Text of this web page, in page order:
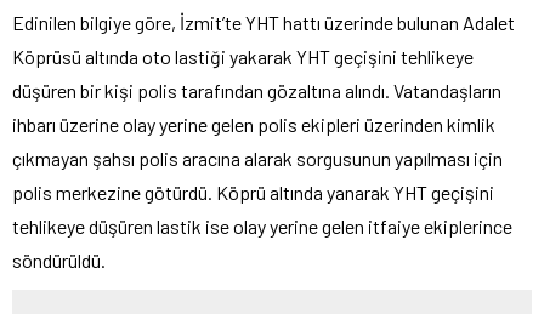
Edinilen bilgiye göre, İzmit’te YHT hattı üzerinde bulunan Adalet
Köprüsü altında oto lastiği yakarak YHT geçişini tehlikeye
düşüren bir kişi polis tarafından gözaltına alındı. Vatandaşların
ihbarı üzerine olay yerine gelen polis ekipleri üzerinden kimlik
çıkmayan şahsı polis aracına alarak sorgusunun yapılması için
polis merkezine götürdü. Köprü altında yanarak YHT geçişini
tehlikeye düşüren lastik ise olay yerine gelen itfaiye ekiplerince
söndürüldü.